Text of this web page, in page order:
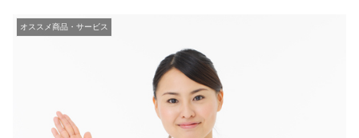
オススメ商品・サービス